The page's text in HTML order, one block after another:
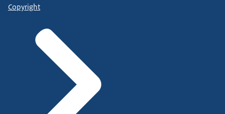
Copyright